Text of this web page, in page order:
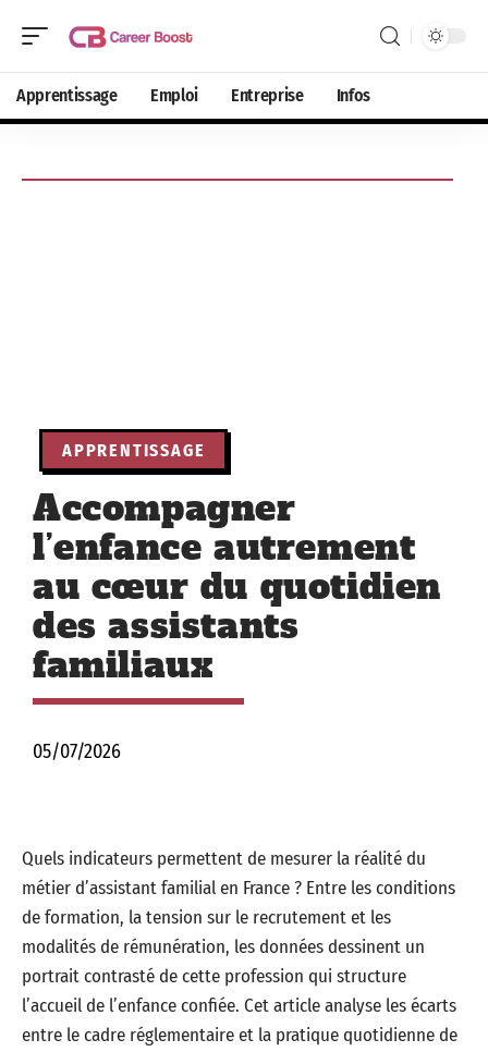
Apprentissage Emploi Entreprise Infos
APPRENTISSAGE
Accompagner
l’enfance autrement
au cœur du quotidien
des assistants
familiaux
05/07/2026
Quels indicateurs permettent de mesurer la réalité du
métier d’assistant familial en France ? Entre les conditions
de formation, la tension sur le recrutement et les
modalités de rémunération, les données dessinent un
portrait contrasté de cette profession qui structure
l’accueil de l’enfance confiée. Cet article analyse les écarts
entre le cadre réglementaire et la pratique quotidienne de